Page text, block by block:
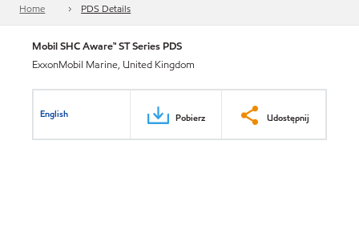
Home PDS Details
Mobil SHC Aware™ ST Series PDS
ExxonMobil Marine, United Kingdom
English Pobierz Udostępnij